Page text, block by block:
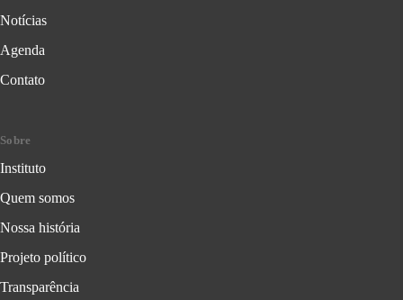
Notícias
Agenda
Contato
Sobre
Instituto
Quem somos
Nossa história
Projeto político
Transparência